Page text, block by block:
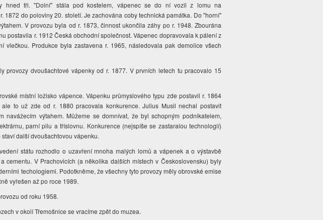
hned tři. "Dolní" stála pod kostelem, vápenec se do ní vozil z lomu na
1872 do poloviny 20. století. Je zachována coby technická památka. Do "horní"
V provozu byla od r. 1873, činnost ukončila záhy po r. 1948. Zbourána
postavila r. 1912 Česká obchodní společnost. Vápenec dopravovala k pálení z
vlečkou. Produkce byla zastavena r. 1965, následovala pak demolice všech
provozy dvoušachtové vápenky od r. 1877. V prvních letech tu pracovalo 15
místní ložisko vápence. Vápenku průmyslového typu zde postavil r. 1864
to už zde od r. 1880 pracovala konkurence. Julius Musil nechal postavit
navážecím výtahem. Můžeme se domnívat, že byl schopným podnikatelem,
parní pilu a tříslovnu. Konkurence (nejspíše se zastaralou technologií)
další dvoušachtovou vápenku.
státu rozhodlo o uzavření mnoha malých lomů a vápenek a o výstavbě
cementu. V Prachovicích (a několika dalších místech v Československu) byly
techologiemi. Podotkněme, že všechny tyto provozy měly obrovské emise
vyřešen až po roce 1989.
od roku 1958.
v okolí Třemošnice se vracíme zpět do muzea.